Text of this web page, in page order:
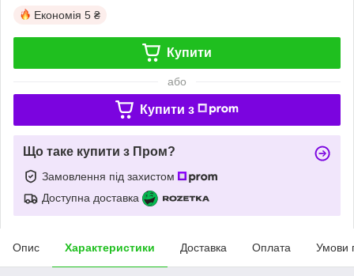
Економія 5 ₴
Купити
або
Купити з
Що таке купити з Пром?
Замовлення під захистом
Доступна доставка
Опис Характеристики Доставка Оплата Умови